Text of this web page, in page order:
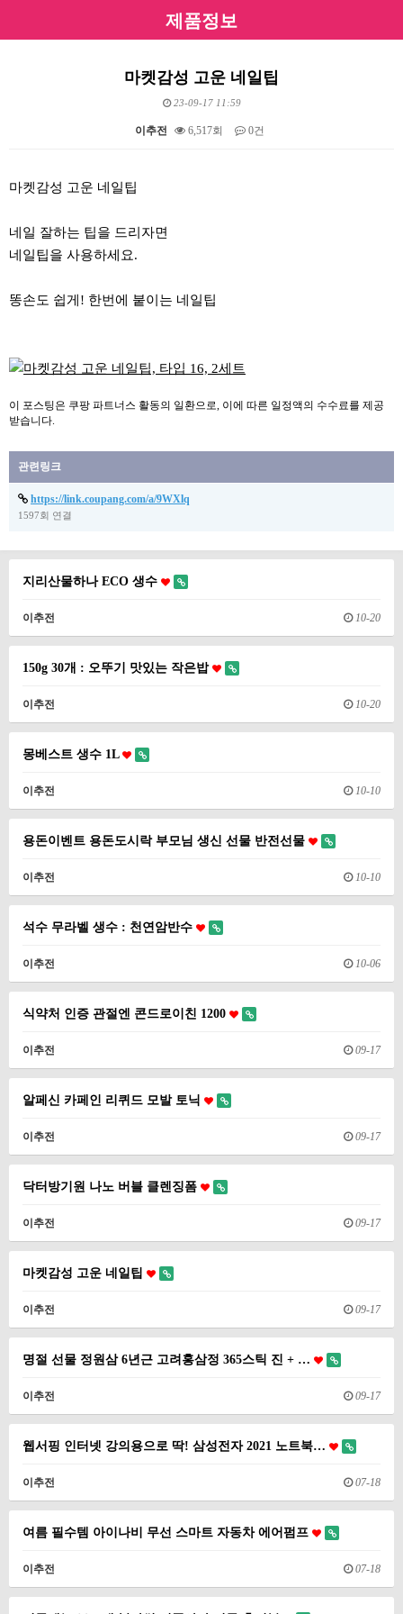
제품정보
마켓감성 고운 네일팁
23-09-17 11:59
이추전 6,517회 0건
마켓감성 고운 네일팁
네일 잘하는 팁을 드리자면
네일팁을 사용하세요.
똥손도 쉽게! 한번에 붙이는 네일팁
이 포스팅은 쿠팡 파트너스 활동의 일환으로, 이에 따른 일정액의 수수료를 제공
받습니다.
관련링크
https://link.coupang.com/a/9WXlq
1597회 연결
지리산물하나 ECO 생수
이추전 10-20
150g 30개 : 오뚜기 맛있는 작은밥
이추전 10-20
몽베스트 생수 1L
이추전 10-10
용돈이벤트 용돈도시락 부모님 생신 선물 반전선물
이추전 10-10
석수 무라벨 생수 : 천연암반수
이추전 10-06
식약처 인증 관절엔 콘드로이친 1200
이추전 09-17
알페신 카페인 리퀴드 모발 토닉
이추전 09-17
닥터방기원 나노 버블 클렌징폼
이추전 09-17
마켓감성 고운 네일팁
이추전 09-17
명절 선물 정원삼 6년근 고려홍삼정 365스틱 진 + …
이추전 09-17
웹서핑 인터넷 강의용으로 딱! 삼성전자 2021 노트북…
이추전 07-18
여름 필수템 아이나비 무선 스마트 자동차 에어펌프
이추전 07-18